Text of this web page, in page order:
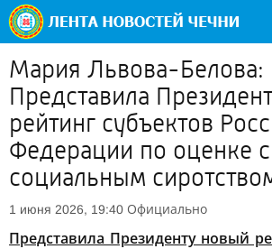
Мария Львова-Белова:
Представила
рейтинг субъектов
Федерации по оценке
социальным
1 июня 2026, 19:40 Официально
Представила Президенту новый